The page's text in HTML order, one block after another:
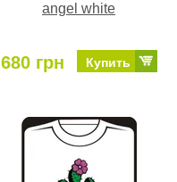
angel white
680 грн Купить